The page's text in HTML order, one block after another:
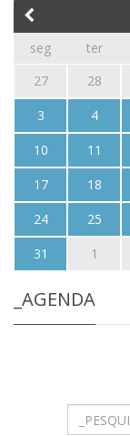
seg ter
27
28
3
4
10
11
17
18
24
25
31
1
_AGENDA